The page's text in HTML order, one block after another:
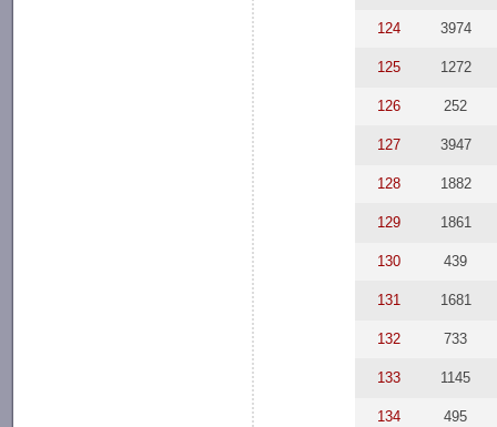
124 3974
125 1272
126 252
127 3947
128 1882
129 1861
130 439
131 1681
132 733
133 1145
134 495